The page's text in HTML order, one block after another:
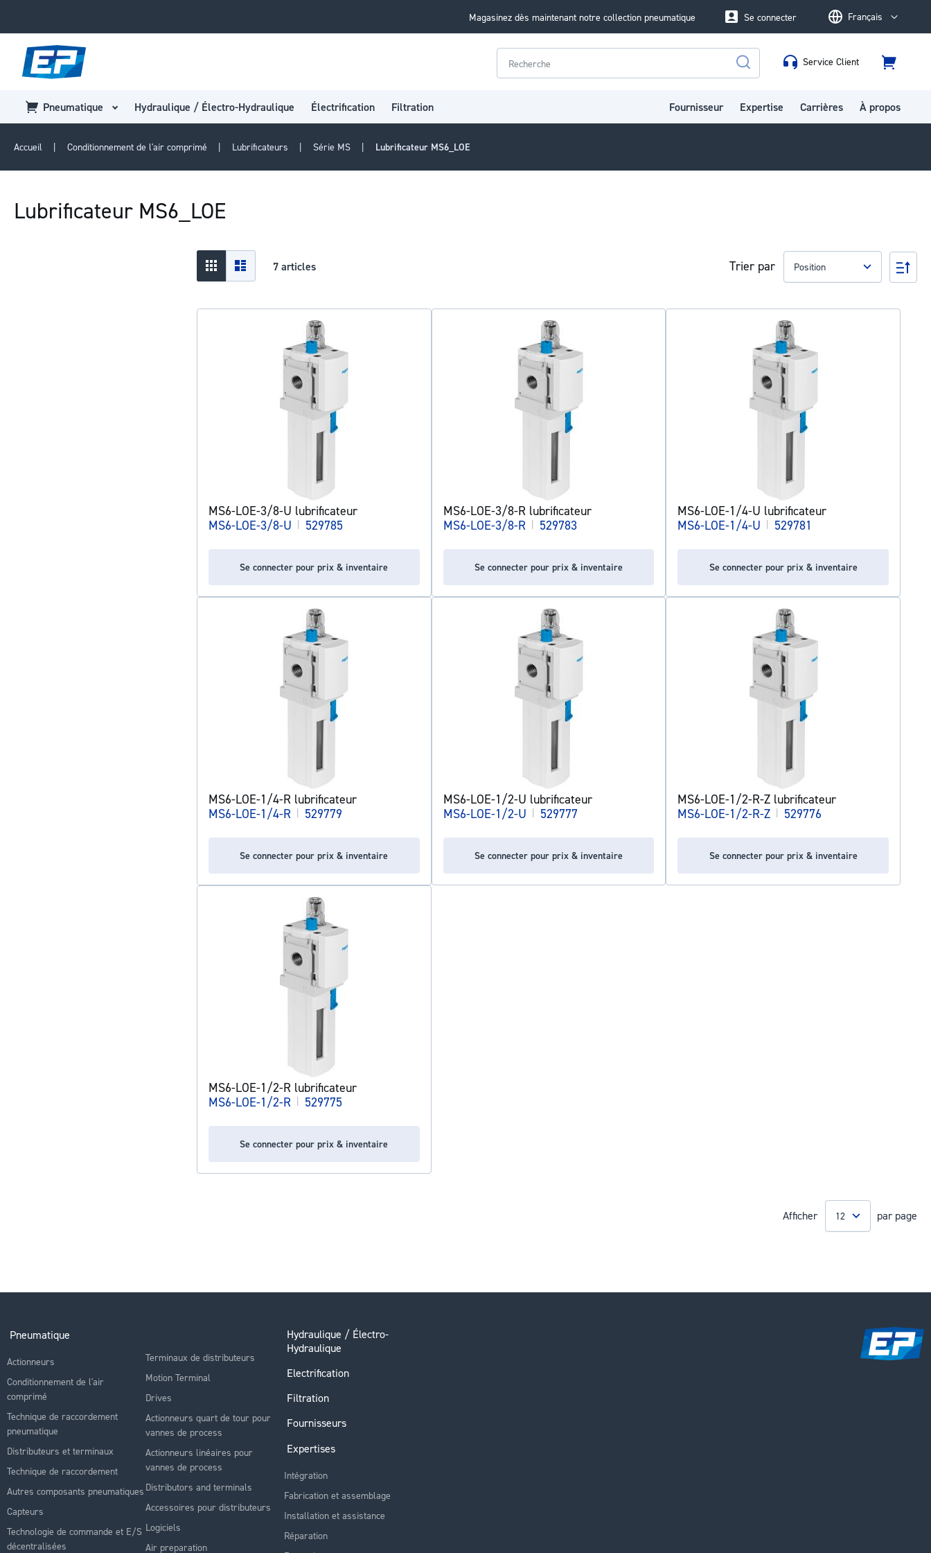
Magasinez dès maintenant notre collection pneumatique LanguageFrançais
Se connecter
Rechercher
Service Client
Panier
Pneumatique Hydraulique / Électro-Hydraulique Électrification Filtration Fournisseur Expertise Carrières À propos
Accueil Conditionnement de l'air comprimé Lubrificateurs Série MS Lubrificateur MS6_LOE
Lubrificateur MS6_LOE
Afficher
en
Grid Liste 7articles Trier par
Par
MS6-LOE-3/8-U lubrificateur
MS6-LOE-3/8-U | 529785
Se connecter pour prix & inventaire
MS6-LOE-3/8-R lubrificateur
MS6-LOE-3/8-R | 529783
Se connecter pour prix & inventaire
MS6-LOE-1/4-U lubrificateur
MS6-LOE-1/4-U | 529781
Se connecter pour prix & inventaire
MS6-LOE-1/4-R lubrificateur
MS6-LOE-1/4-R | 529779
Se connecter pour prix & inventaire
MS6-LOE-1/2-U lubrificateur
MS6-LOE-1/2-U | 529777
Se connecter pour prix & inventaire
MS6-LOE-1/2-R-Z lubrificateur
MS6-LOE-1/2-R-Z | 529776
Se connecter pour prix & inventaire
MS6-LOE-1/2-R lubrificateur
MS6-LOE-1/2-R | 529775
Se connecter pour prix & inventaire
Afficher par page
Pneumatique
Actionneurs
Conditionnement de l'air
comprimé
Technique de raccordement
pneumatique
Distributeurs et terminaux
Technique de raccordement
Autres composants pneumatiques
Capteurs
Technologie de commande et E/S
décentralisées
Terminaux de distributeurs
Motion Terminal
Drives
Actionneurs quart de tour pour
vannes de process
Actionneurs linéaires pour
vannes de process
Distributors and terminals
Accessoires pour distributeurs
Logiciels
Air preparation
Hydraulique / Électro-
Hydraulique
Electrification
Filtration
Fournisseurs
Expertises
Intégration
Fabrication et assemblage
Installation et assistance
Réparation